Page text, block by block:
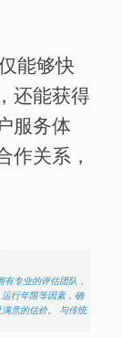
能够快
还能获得
服务体
作关系，
专业的评估团队，
行年限等因素，确
意的估价。 与传统